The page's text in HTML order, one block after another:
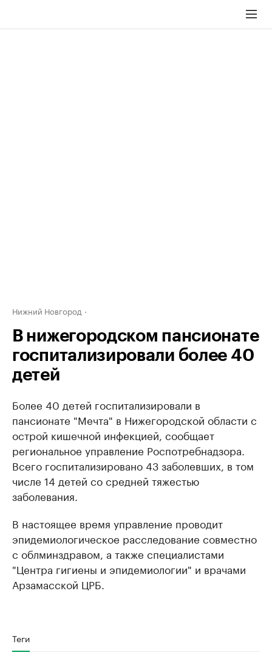
Нижний Новгород
В нижегородском пансионате
госпитализировали более 40
детей
Более 40 детей госпитализировали в
пансионате "Мечта" в Нижегородской области с
острой кишечной инфекцией, сообщает
региональное управление Роспотребнадзора.
Всего госпитализировано 43 заболевших, в том
числе 14 детей со средней тяжестью
заболевания.
В настоящее время управление проводит
эпидемиологическое расследование совместно
с облминздравом, а также специалистами
"Центра гигиены и эпидемиологии" и врачами
Арзамасской ЦРБ.
Теги